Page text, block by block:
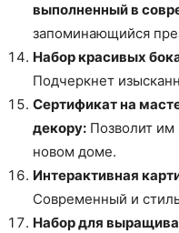
выполненный в
запоминающийся
Набор красивых
Подчеркнет
Сертификат на
декору: Позволит им
новом доме.
Интерактивная
Современный и
Набор для